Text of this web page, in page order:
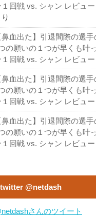
１回戦 vs. シャン レビュー
鼻血出た】引退間際の選
の願いの１つが早くも叶
１回戦 vs. シャン レビュー
鼻血出た】引退間際の選
の願いの１つが早くも叶
１回戦 vs. シャン レビュー
鼻血出た】引退間際の選
の願いの１つが早くも叶
１回戦 vs. シャン レビュー
twitter @netdash
さんのツイート